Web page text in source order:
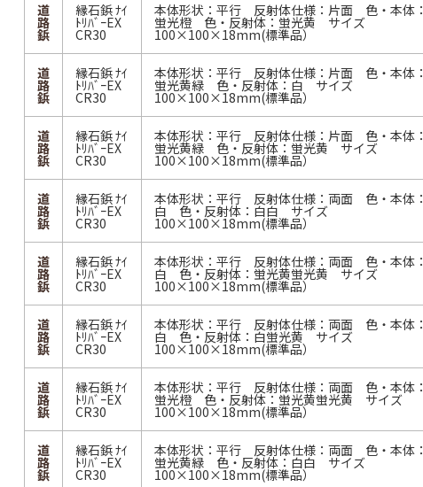
道
路
鋲
縁石鋲 ﾅｲ
ﾄﾘﾊﾞｰEX
CR30
本体形状：平行 反射体仕様：片面 色・本体：
蛍光橙 色・反射体：蛍光黄 サイズ
100×100×18mm(標準品）
道
路
鋲
縁石鋲 ﾅｲ
ﾄﾘﾊﾞｰEX
CR30
本体形状：平行 反射体仕様：片面 色・本体：
蛍光黄緑 色・反射体：白 サイズ
100×100×18mm(標準品）
道
路
鋲
縁石鋲 ﾅｲ
ﾄﾘﾊﾞｰEX
CR30
本体形状：平行 反射体仕様：片面 色・本体：
蛍光黄緑 色・反射体：蛍光黄 サイズ
100×100×18mm(標準品）
道
路
鋲
縁石鋲 ﾅｲ
ﾄﾘﾊﾞｰEX
CR30
本体形状：平行 反射体仕様：両面 色・本体：
白 色・反射体：白白 サイズ
100×100×18mm(標準品）
道
路
鋲
縁石鋲 ﾅｲ
ﾄﾘﾊﾞｰEX
CR30
本体形状：平行 反射体仕様：両面 色・本体：
白 色・反射体：蛍光黄蛍光黄 サイズ
100×100×18mm(標準品）
道
路
鋲
縁石鋲 ﾅｲ
ﾄﾘﾊﾞｰEX
CR30
本体形状：平行 反射体仕様：両面 色・本体：
白 色・反射体：白蛍光黄 サイズ
100×100×18mm(標準品）
道
路
鋲
縁石鋲 ﾅｲ
ﾄﾘﾊﾞｰEX
CR30
本体形状：平行 反射体仕様：両面 色・本体：
蛍光橙 色・反射体：蛍光黄蛍光黄 サイズ
100×100×18mm(標準品）
道
路
鋲
縁石鋲 ﾅｲ
ﾄﾘﾊﾞｰEX
CR30
本体形状：平行 反射体仕様：両面 色・本体：
蛍光黄緑 色・反射体：白白 サイズ
100×100×18mm(標準品）